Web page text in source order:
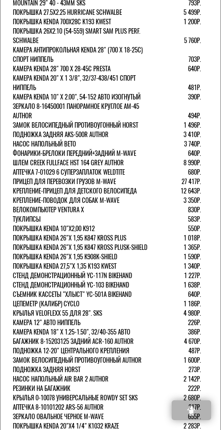
MOUNTAIN 29" 40 - 43ММ SKS
793Р.
ПОКРЫШКА 27.5X2.25 HURRICANE SCHWALBE
5 499Р.
ПОКРЫШКА KENDA 700Х28С K193 KWEST
1 200Р.
ПОКРЫШКА 26X2.10 (54-559) SMART SAM PLUS PERF.
SCHWALBE
5 760Р.
КАМЕРА АНТИПРОКОЛЬНАЯ KENDA 28" (700 Х 18-25C)
СПОРТ НИППЕЛЬ
703Р.
КАМЕРА KENDA 28" 700 Х 28-45С PRESTA
640Р.
КАМЕРА KENDA 20" Х 1 3/8", 32/37-438/451 СПОРТ
НИППЕЛЬ
481Р.
КАМЕРА KENDA 10" Х 2.00", 54-152 АВТО ИЗОГНУТЫЙ
390Р.
ЗЕРКАЛО 8-16450001 ПАНОРАМНОЕ КРУГЛОЕ AM-45
AUTHOR
494Р.
ЗАМОК ВЕЛОСИПЕДНЫЙ ПРОТИВОУГОННЫЙ HORST
1 496Р.
ПОДНОЖКА ЗАДНЯЯ AKS-500R AUTHOR
3 410Р.
НАСОС НАПОЛЬНЫЙ BETO
3 740Р.
ФОНАРИКИ-БРЕЛОКИ ПЕРЕДНИЙ+ЗАДНИЙ M-WAVE
640Р.
ШЛЕМ CREEK FULLFACE HST 164 GREY AUTHOR
8 990Р.
АПТЕЧКА 7-01029 6 СУПЕРЗАПЛАТОК WELDTITE
680Р.
ПРИЦЕП ДЛЯ ПЕРЕВОЗКИ ГРУЗОВ M-WAVE
27 417Р.
КРЕПЛЕНИЕ-ПРИЦЕП ДЛЯ ДЕТСКОГО ВЕЛОСИПЕДА
12 643Р.
КРЕПЛЕНИЕ-ПОВОДОК ДЛЯ СОБАК M-WAVE
3 350Р.
ВЕЛОКОМПЬЮТЕР VENTURA Х
830Р.
ТУКЛИПСЫ
583Р.
ПОКРЫШКА KENDA 10"Х2,00 K912
550Р.
ПОКРЫШКА KENDA 26"Х 1,95 K847 KROSS PLUS
1 018Р.
ПОКРЫШКА KENDA 26"Х 1,95 K847 KROSS PLUSK-SHIELD
1 365Р.
ПОКРЫШКА KENDA 26"Х 1,95 K908K-SHIELD
1 590Р.
ПОКРЫШКА KENDA 27,5"Х 1,35 K193 KWEST
1 340Р.
СТЕНД ДЕМОНСТРАЦИОННЫЙ YC-117N BIKEHAND
1 227Р.
СТЕНД ДЕМОНСТРАЦИОННЫЙ YC-103 BIKEHAND
1 638Р.
СЪЕМНИК КАССЕТЫ "ХЛЫСТ" YC-501A BIKEHAND
640Р.
ЦЕПЕМЕТР (КАЛИБР) CYCLO
1 186Р.
КРЫЛЬЯ VELOFLEXX 55 ДЛЯ 28". SKS
4 980Р.
КАМЕРА 12" АВТО НИППЕЛЬ
226Р.
КАМЕРА KENDA 18" Х 1.25-1.50", 32/40-355 АВТО
386Р.
БАГАЖНИК 8-15203125 ЗАДНИЙ ACR-160 AUTHOR
4 670Р.
ПОДНОЖКА 12-20" ЦЕНТРАЛЬНОГО КРЕПЛЕНИЯ
487Р.
ЗАМОК ВЕЛОСИПЕДНЫЙ ПРОТИВОУГОННЫЙ AUTHOR
1 600Р.
ПОДНОЖКА ЗАДНЯЯ HORST
273Р.
НАСОС НАПОЛЬНЫЙ AIR BAR 2 AUTHOR
2 142Р.
РЕЗИНКИ НА БАГАЖНИК
222Р.
КРЫЛЬЯ 0-10078 УНИВЕРСАЛЬНЫЕ ROWDY SET SKS
2 680Р.
АПТЕЧКА 8-10101202 ARS-56 AUTHOR
217Р.
ЗЕРКАЛО ОВАЛЬНОЕ ЧЕРНОЕ M-WAVE
655Р.
ПОКРЫШКА KENDA 20"Х4 1/4" K1032 KRAZE
2 283Р.